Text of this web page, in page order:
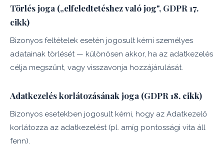
Törlés joga („elfeledtetéshez való jog", GDPR 17.
cikk)
Bizonyos feltételek esetén jogosult kérni személyes
adatainak törlését — különösen akkor, ha az adatkezelés
célja megszűnt, vagy visszavonja hozzájárulását.
Adatkezelés korlátozásának joga (GDPR 18. cikk)
Bizonyos esetekben jogosult kérni, hogy az Adatkezelő
korlátozza az adatkezelést (pl. amíg pontossági vita áll
fenn).